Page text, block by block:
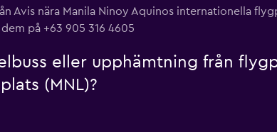
Avis nära Manila Ninoy Aquinos internationella
på +63 905 316 4605
eller upphämtning från
(MNL)?